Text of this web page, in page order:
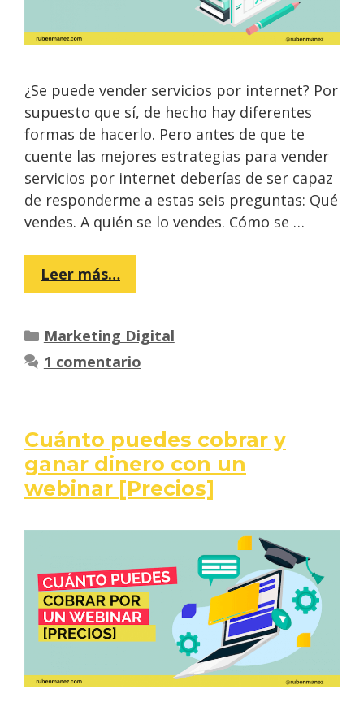
¿Se puede vender servicios por internet? Por
supuesto que sí, de hecho hay diferentes
formas de hacerlo. Pero antes de que te
cuente las mejores estrategias para vender
servicios por internet deberías de ser capaz
de responderme a estas seis preguntas: Qué
vendes. A quién se lo vendes. Cómo se …
Leer más…
Categorías
Marketing Digital
1 comentario
Cuánto puedes cobrar y
ganar dinero con un
webinar [Precios]